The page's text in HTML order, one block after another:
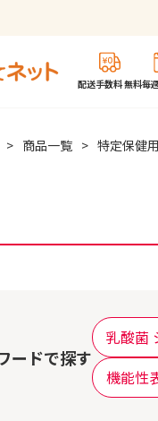
配送手数料 無料毎
> 商品一覧 > 特定保健
ードで探す
乳酸菌
機能性